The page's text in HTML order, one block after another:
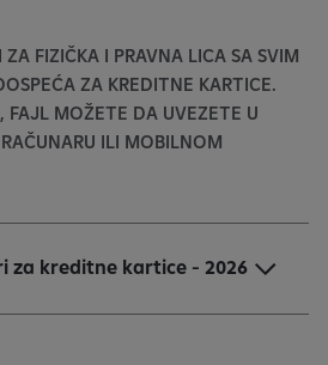
ZA FIZIČKA I PRAVNA LICA SA SVIM
ZA KREDITNE KARTICE.
FAJL MOŽETE DA UVEZETE U
ILI MOBILNOM
za kreditne kartice - 2026